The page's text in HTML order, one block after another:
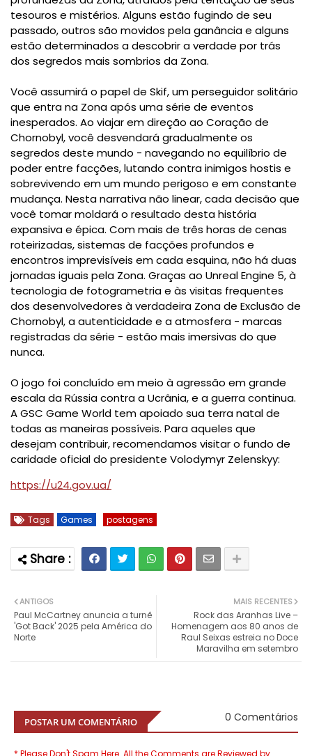
tesouros e mistérios. Alguns estão fugindo de seu
passado, outros são movidos pela ganância e alguns
estão determinados a descobrir a verdade por trás
dos segredos mais sombrios da Zona.
Você assumirá o papel de Skif, um perseguidor solitário
que entra na Zona após uma série de eventos
inesperados. Ao viajar em direção ao Coração de
Chornobyl, você desvendará gradualmente os
segredos deste mundo - navegando no equilíbrio de
poder entre facções, lutando contra inimigos hostis e
sobrevivendo em um mundo perigoso e em constante
mudança. Nesta narrativa não linear, cada decisão que
você tomar moldará o resultado desta história
expansiva e épica. Com mais de três horas de cenas
roteirizadas, sistemas de facções profundos e
encontros imprevisíveis em cada esquina, não há duas
jornadas iguais pela Zona. Graças ao Unreal Engine 5, à
tecnologia de fotogrametria e às visitas frequentes
dos desenvolvedores à verdadeira Zona de Exclusão de
Chornobyl, a autenticidade e a atmosfera - marcas
registradas da série - estão mais imersivas do que
nunca.
O jogo foi concluído em meio à agressão em grande
escala da Rússia contra a Ucrânia, e a guerra continua.
A GSC Game World tem apoiado sua terra natal de
todas as maneiras possíveis. Para aqueles que
desejam contribuir, recomendamos visitar o fundo de
caridade oficial do presidente Volodymyr Zelenskyy:
https://u24.gov.ua/
Tags Games postagens
MAIS RECENTES
Rock das Aranhas Live –
Homenagem aos 80 anos de
Raul Seixas estreia no Doce
Maravilha em setembro
ANTIGOS
Paul McCartney anuncia a turnê
'Got Back' 2025 pela América do
Norte
POSTAR UM COMENTÁRIO 0 Comentários